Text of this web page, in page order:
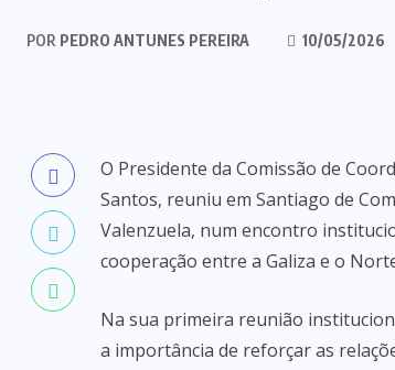
POR PEDRO ANTUNES PEREIRA 10/05/2026
O Presidente da Comissão de
Santos, reuniu em Santiago de
Valenzuela, num encontro
cooperação entre a Galiza e o
Na sua primeira reunião
a importância de reforçar as